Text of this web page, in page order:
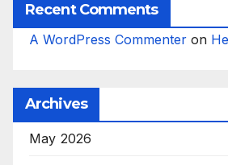
Recent Comments
A WordPress Commenter on
Archives
May 2026